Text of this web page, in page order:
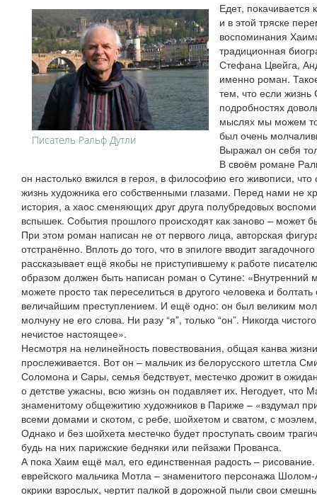
Писатель Ральф Дутли
Едет,
и в этой тряске
воспоминания
традиционная
Стефана Цвейга,
именно роман.
тем, что если
подробностях
мыслях мы можем
был очень
Выражал он себя
В своём романе
он настолько вжился в героя, в философию его живописи,
жизнь художника его собственными глазами. Перед нами не
история, а хаос сменяющих друг друга полубредовых
вспышек. События прошлого происходят как заново – может
При этом роман написан не от первого лица, авторская
отстранённо. Вплоть до того, что в эпилоге вводит
рассказывает ещё якобы не приступившему к работе
образом должен быть написан роман о Сутине: «Внутренний
можете просто так переселиться в другого человека и
величайшим преступлением. И ещё одно: он был великим
молчуну не его слова. Ни разу “я”, только “он”. Никогда
нечистое настоящее».
Несмотря на нелинейность повествования, общая канва
прослеживается. Вот он – мальчик из белорусского штетла
Соломона и Сары, семья бедствует, местечко дрожит в
о детстве ужасны, всю жизнь он подавляет их. Негодует, что
знаменитому общежитию художников в Париже – «вздумал
всеми домами и скотом, с ребе, шойхетом и сватом, с
Однако и без шойхета местечко будет проступать своим
будь на них парижские бедняки или пейзажи Прованса.
А пока Хаим ещё мал, его единственная радость –
еврейского мальчика Мотла – знаменитого персонажа
окрики взрослых, чертит палкой в дорожной пыли свои